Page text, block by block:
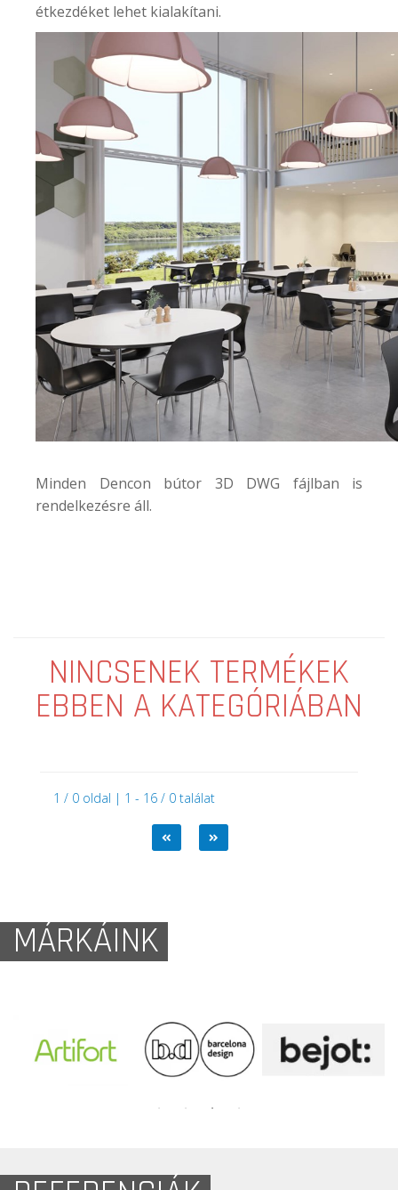
étkezdéket lehet kialakítani.
Minden Dencon bútor 3D DWG fájlban is
rendelkezésre áll.
NINCSENEK TERMÉKEK
EBBEN A KATEGÓRIÁBAN
1 / 0 oldal | 1 - 16 / 0 találat
MÁRKÁINK